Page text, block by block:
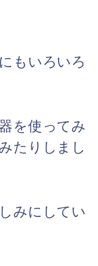
もいろいろ
を使ってみ
たりしまし
みにしてい